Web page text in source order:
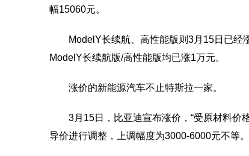
幅15060元。
ModelY长续航、高性能版则3月15日已经
ModelY长续航版/高性能版均已涨1万元。
涨价的新能源汽车不止特斯拉一家。
3月15日，比亚迪宣布涨价，“受原材料价
导价进行调整，上调幅度为3000-6000元不等。